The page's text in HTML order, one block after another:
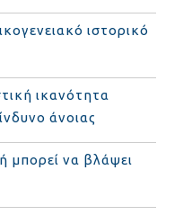
ιστορικό
ικανότητα
άνοιας
μπορεί να βλάψει